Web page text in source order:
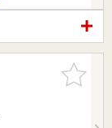
お気に入
りに追加